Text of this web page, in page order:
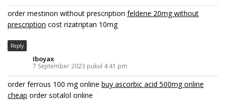
order mestinon without prescription feldene 20mg without
prescription cost rizatriptan 10mg
Reply
Iboyax
7 September 2023 pukul 4:41 pm
order ferrous 100 mg online buy ascorbic acid 500mg online
cheap order sotalol online